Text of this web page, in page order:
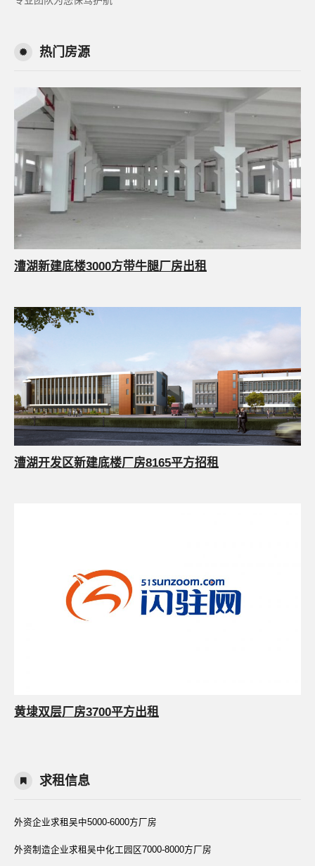
热门房源
漕湖新建底楼3000方带牛腿厂房出租
漕湖开发区新建底楼厂房8165平方招租
黄埭双层厂房3700平方出租
求租信息
外资企业求租吴中5000-6000方厂房
外资制造企业求租吴中化工园区7000-8000方厂房